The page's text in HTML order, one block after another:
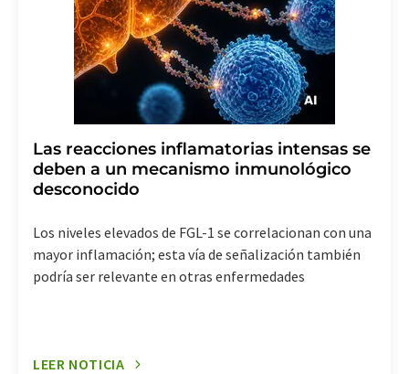
Las reacciones inflamatorias intensas se
deben a un mecanismo inmunológico
desconocido
Los niveles elevados de FGL-1 se correlacionan con una
mayor inflamación; esta vía de señalización también
podría ser relevante en otras enfermedades
LEER NOTICIA